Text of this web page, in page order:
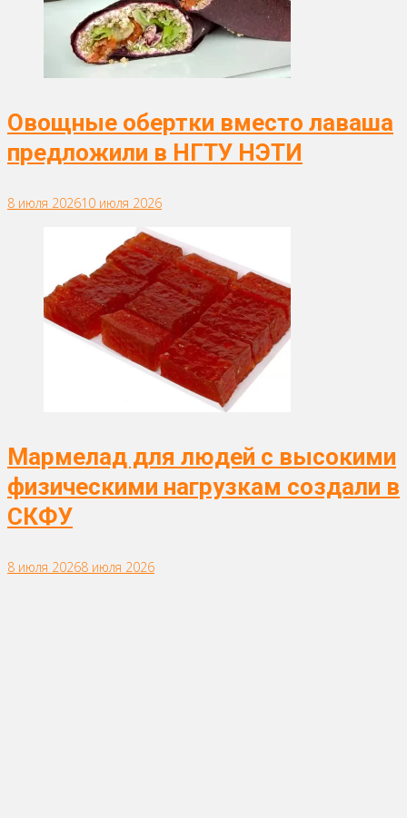
Овощные обертки вместо лаваша
предложили в НГТУ НЭТИ
8 июля 202610 июля 2026
Мармелад для людей с высокими
физическими нагрузкам создали в
СКФУ
8 июля 20268 июля 2026